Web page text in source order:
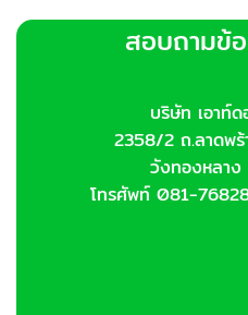
variants.
The
chosen
on
product
สอบถามข้
บริษัท เอาท์
2358/2 ถ.ลาดพ
วังทองหลา
โทรศัพท์ 081-